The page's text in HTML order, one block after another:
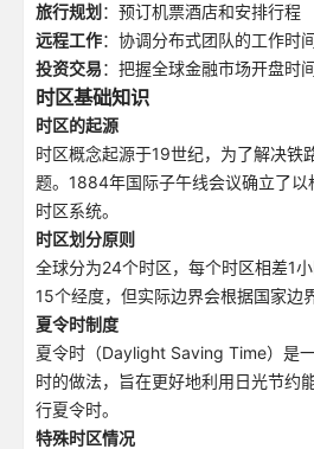
旅行规划 ：预订机票酒店和安排行程
远程工作：协调分布式团队的工作时
投资交易：把握全球金融市场开盘时
时区基础知识
时区的起源
时区概念起源于19世纪，为了解决铁
题。1884年国际子午线会议确立了以
时区系统。
时区划分原则
全球分为24个时区，每个时区相差1
15个经度，但实际边界会根据国家边
夏令时制度
夏令时（Daylight Saving Time）是
时的做法，旨在更好地利用日光节约
行夏令时。
特殊时区情况